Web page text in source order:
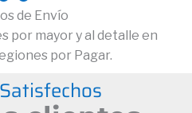
de Envío
por mayor y al detalle en
por Pagar.